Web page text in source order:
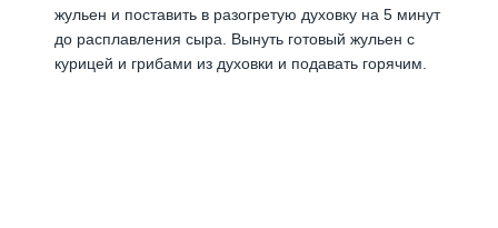
жульен и поставить в разогретую духовку на 5 минут
до расплавления сыра. Вынуть готовый жульен с
курицей и грибами из духовки и подавать горячим.